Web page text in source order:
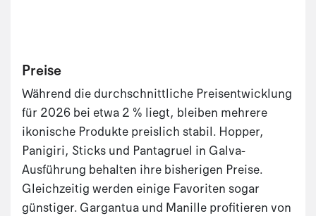
Preise
Während die durchschnittliche Preisentwicklung
für 2026 bei etwa 2 % liegt, bleiben mehrere
ikonische Produkte preislich stabil. Hopper,
Panigiri, Sticks und Pantagruel in Galva-
Ausführung behalten ihre bisherigen Preise.
Gleichzeitig werden einige Favoriten sogar
günstiger. Gargantua und Manille profitieren von